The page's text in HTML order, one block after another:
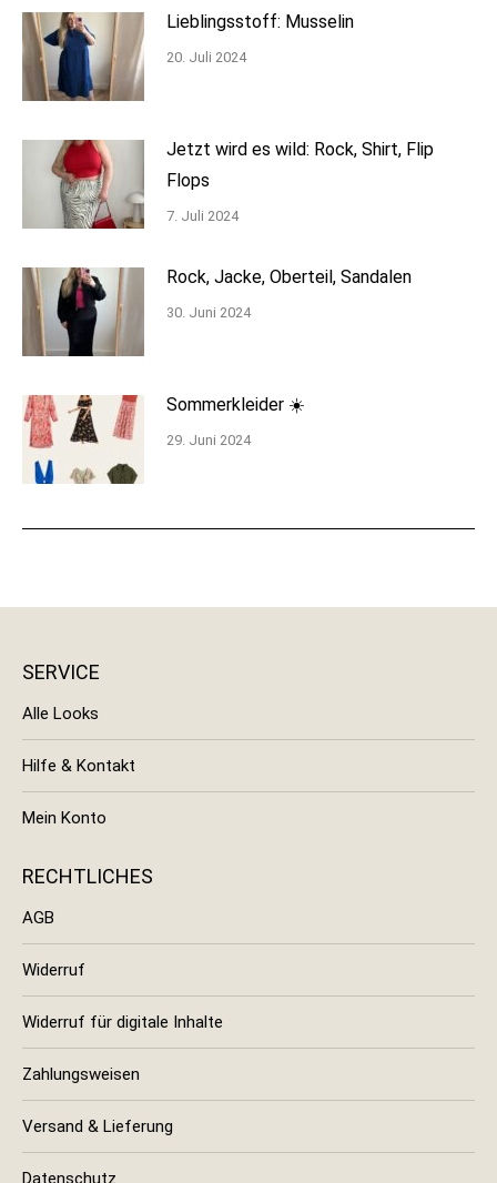
Lieblingsstoff: Musselin
20. Juli 2024
Jetzt wird es wild: Rock, Shirt, Flip
Flops
7. Juli 2024
Rock, Jacke, Oberteil, Sandalen
30. Juni 2024
Sommerkleider ☀️
29. Juni 2024
SERVICE
Alle Looks
Hilfe & Kontakt
Mein Konto
RECHTLICHES
AGB
Widerruf
Widerruf für digitale Inhalte
Zahlungsweisen
Versand & Lieferung
Datenschutz